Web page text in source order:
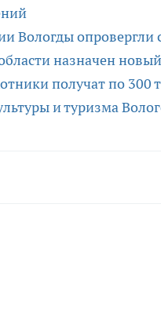
Вологды опровергли
назначен
получат по 300
и туризма